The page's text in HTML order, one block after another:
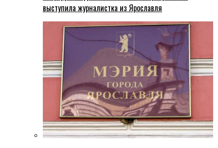
выступила журналистка из Ярославля